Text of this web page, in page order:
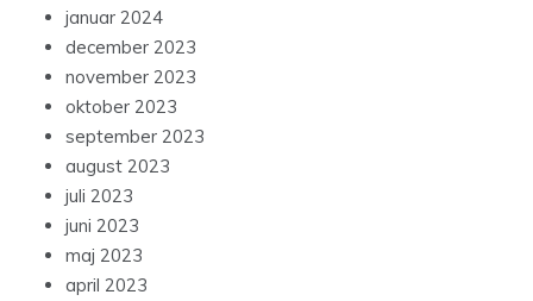
januar 2024
december 2023
november 2023
oktober 2023
september 2023
august 2023
juli 2023
juni 2023
maj 2023
april 2023